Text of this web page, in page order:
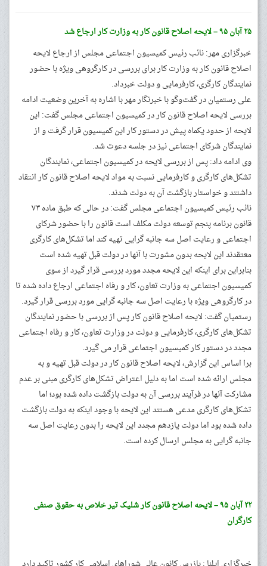
۲۵ آبان ۹۵ – لایحه اصلاح قانون کار به وزارت کار ارجاع شد
خبرگزاری مهر: نائب رئیس کمیسیون اجتماعی مجلس از ارجاع لایحه
اصلاح قانون کار به وزارت کار برای بررسی در کارگروهی ویژه با حضور
نمایندگان کارگری، کارفرمایی و دولت خبرداد.
علی رستمیان در گفت‌وگو با خبرنگار مهر با اشاره به آخرین وضعیت ادامه
بررسی لایحه اصلاح قانون کار در کمیسیون اجتماعی مجلس گفت: این
لایحه از حدود یکماه پیش در دستور کار این کمیسیون قرار گرفت و از
نمایندگان شرکای اجتماعی نیز در جلسه دعوت شد.
وی ادامه داد: پس از بررسی لایحه در کمیسیون اجتماعی، نمایندگان
تشکل‌های کارگری و کارفرمایی نسبت به مواد لایحه اصلاح قانون کار انتقاد
داشتند و خواستار بازگشت آن به دولت شدند.
نائب رئیس کمیسیون اجتماعی مجلس گفت: در حالی که طبق ماده ۷۳
قانون برنامه پنجم توسعه دولت مکلف است قانون را با حضور شرکای
اجتماعی و رعایت اصل سه جانبه گرایی تهیه کند اما تشکل‌های کارگری
معتقدند این لایحه بدون مشورت با آنها در دولت قبل تهیه شده است
بنابراین برای اینکه این لایحه مجدد مورد بررسی قرار گیرد از سوی
کمیسیون اجتماعی به وزارت تعاون، کار و رفاه اجتماعی ارجاع داده شده تا
در کارگروهی ویژه با رعایت اصل سه جانبه گرایی مورد بررسی قرار گیرد.
رستمیان گفت: لایحه اصلاح قانون کار پس از بررسی با حضور نمایندگان
تشکل‌های کارگری، کارفرمایی و دولت در وزارت تعاون، کار و رفاه اجتماعی
مجدد در دستور کار کمیسیون اجتماعی قرار می گیرد.
برا اساس این گزارش، لایحه اصلاح قانون کار در دولت قبل تهیه و به
مجلس ارائه شده است اما به دلیل اعتراض تشکل‌های کارگری مبنی بر عدم
مشارکت آنها در فرآیند بررسی آن به دولت بازگشت داده شده بود؛ اما
تشکل‌های کارگری مدعی هستند این لایحه با وجود اینکه به دولت بازگشت
داده شده بود اما دولت یازدهم مجدد این لایحه را بدون رعایت اصل سه
جانبه گرایی به مجلس ارسال کرده است.
۲۲ آبان ۹۵ – لایحه اصلاح قانون کار شلیک تیر خلاص به حقوق صنفی
کارگران